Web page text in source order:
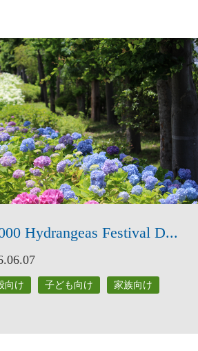
Hydrangeas Festival D...
向け 子ども向け 家族向け